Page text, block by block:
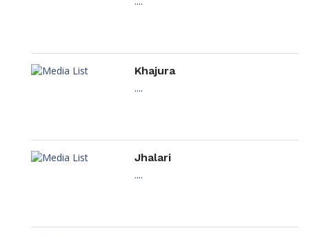
Khajura
....
Jhalari
....